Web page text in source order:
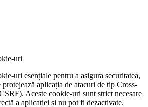
uri
uri esențiale pentru a asigura securitatea,
aplicația de atacuri de tip Cross-
Aceste cookie-uri sunt strict necesare
a aplicației și nu pot fi dezactivate.